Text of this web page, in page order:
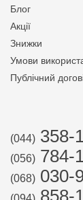
Блог
Акції
Знижки
Умови
Публічний
(044) 358-
(056) 784-
(068) 030-